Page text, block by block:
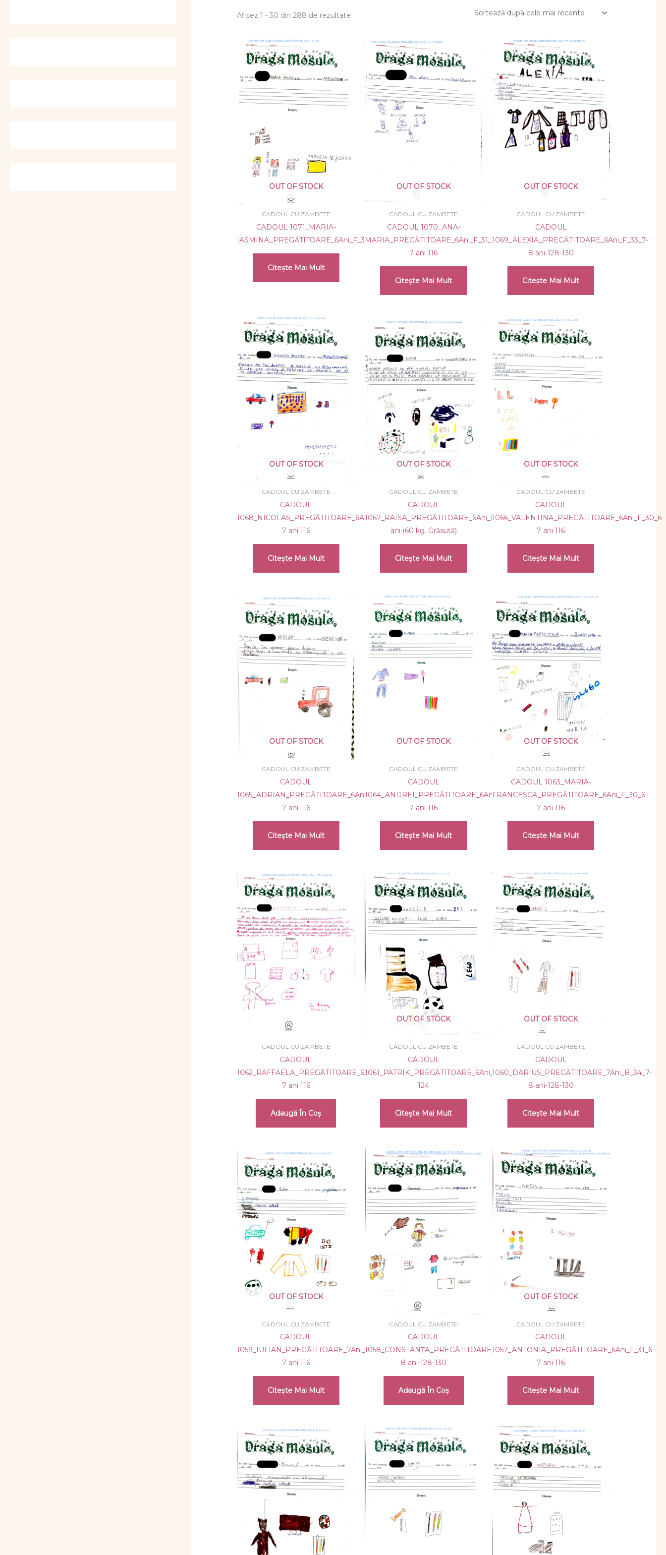
Afișez 1 - 30 din 288 de rezultate
OUT OF STOCK
CADOUL CU ZAMBETE
CADOUL 1071_MARIA-
IASMINA_PREGĂTITOARE_6Ani_F_33_126
Citește Mai Mult
OUT OF STOCK
CADOUL CU ZAMBETE
CADOUL 1070_ANA-
MARIA_PREGĂTITOARE_6Ani_F_31_6-
7 ani 116
Citește Mai Mult
OUT OF STOCK
CADOUL CU ZAMBETE
CADOUL
1069_ALEXIA_PREGĂTITOARE_6Ani_F_33_7-
8 ani-128-130
Citește Mai Mult
OUT OF STOCK
CADOUL CU ZAMBETE
CADOUL
1068_NICOLAS_PREGĂTITOARE_6Ani_B_31_6-
7 ani 116
Citește Mai Mult
OUT OF STOCK
CADOUL CU ZAMBETE
CADOUL
1067_RAISA_PREGĂTITOARE_6Ani_F_34_10
ani (60 kg. Grăsuță)
Citește Mai Mult
OUT OF STOCK
CADOUL CU ZAMBETE
CADOUL
1066_VALENTINA_PREGĂTITOARE_6Ani_F_30_6-
7 ani 116
Citește Mai Mult
OUT OF STOCK
CADOUL CU ZAMBETE
CADOUL
1065_ADRIAN_PREGĂTITOARE_6Ani_B_31_6-
7 ani 116
Citește Mai Mult
OUT OF STOCK
CADOUL CU ZAMBETE
CADOUL
1064_ANDREI_PREGĂTITOARE_6Ani_B_32_6-
7 ani 116
Citește Mai Mult
OUT OF STOCK
CADOUL CU ZAMBETE
CADOUL 1063_MARIA-
FRANCESCA_PREGĂTITOARE_6Ani_F_30_6-
7 ani 116
Citește Mai Mult
CADOUL CU ZAMBETE
CADOUL
1062_RAFFAELA_PREGĂTITOARE_6Ani_F_30_6-
7 ani 116
Adaugă În Coș
OUT OF STOCK
CADOUL CU ZAMBETE
CADOUL
1061_PATRIK_PREGĂTITOARE_6Ani_B_31_122-
124
Citește Mai Mult
OUT OF STOCK
CADOUL CU ZAMBETE
CADOUL
1060_DARIUS_PREGĂTITOARE_7Ani_B_34_7-
8 ani-128-130
Citește Mai Mult
OUT OF STOCK
CADOUL CU ZAMBETE
CADOUL
1059_IULIAN_PREGĂTITOARE_7Ani_B_35_6-
7 ani 116
Citește Mai Mult
CADOUL CU ZAMBETE
CADOUL
1058_CONSTANȚA_PREGĂTITOARE_6Ani_F_32_7-
8 ani-128-130
Adaugă În Coș
OUT OF STOCK
CADOUL CU ZAMBETE
CADOUL
1057_ANTONIA_PREGĂTITOARE_6Ani_F_31_6-
7 ani 116
Citește Mai Mult